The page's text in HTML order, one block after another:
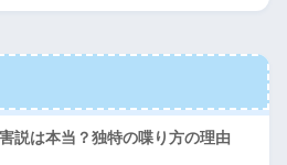
説は本当？独特の喋り方の理由